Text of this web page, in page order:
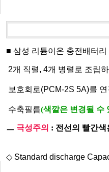
■ 삼성 리튬이온 충전배터
2개 직렬, 4개 병렬로 조립
보호회로(PCM-2S 5A)를 연
수축필름(색깔은 변경될 수
ㅡ 극성주의 : 전선의 빨간색
◇ Standard discharge